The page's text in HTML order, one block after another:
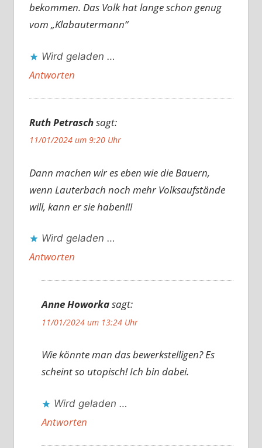
bekommen. Das Volk hat lange schon genug
vom „Klabautermann“
Wird geladen …
Antworten
Ruth Petraschsagt:
11/01/2024 um 9:20 Uhr
Dann machen wir es eben wie die Bauern,
wenn Lauterbach noch mehr Volksaufstände
will, kann er sie haben!!!
Wird geladen …
Antworten
Anne Howorkasagt:
11/01/2024 um 13:24 Uhr
Wie könnte man das bewerkstelligen? Es
scheint so utopisch! Ich bin dabei.
Wird geladen …
Antworten